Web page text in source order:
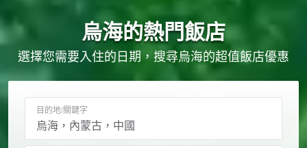
烏海的熱門飯店
選擇您需要入住的日期，搜尋烏海的超值飯店優惠
目的地/關鍵字